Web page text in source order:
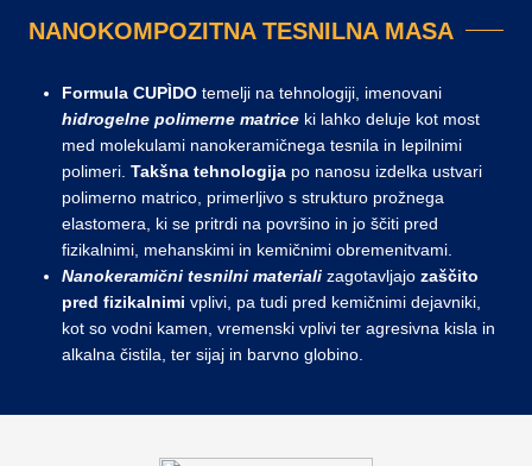
NANOKOMPOZITNA TESNILNA MASA
Formula CUPÌDO temelji na tehnologiji, imenovani
hidrogelne polimerne matrice ki lahko deluje kot most
med molekulami nanokeramičnega tesnila in lepilnimi
polimeri. Takšna tehnologija po nanosu izdelka ustvari
polimerno matrico, primerljivo s strukturo prožnega
elastomera, ki se pritrdi na površino in jo ščiti pred
fizikalnimi, mehanskimi in kemičnimi obremenitvami.
Nanokeramični tesnilni materiali zagotavljajo zaščito
pred fizikalnimi vplivi, pa tudi pred kemičnimi dejavniki,
kot so vodni kamen, vremenski vplivi ter agresivna kisla in
alkalna čistila, ter sijaj in barvno globino.